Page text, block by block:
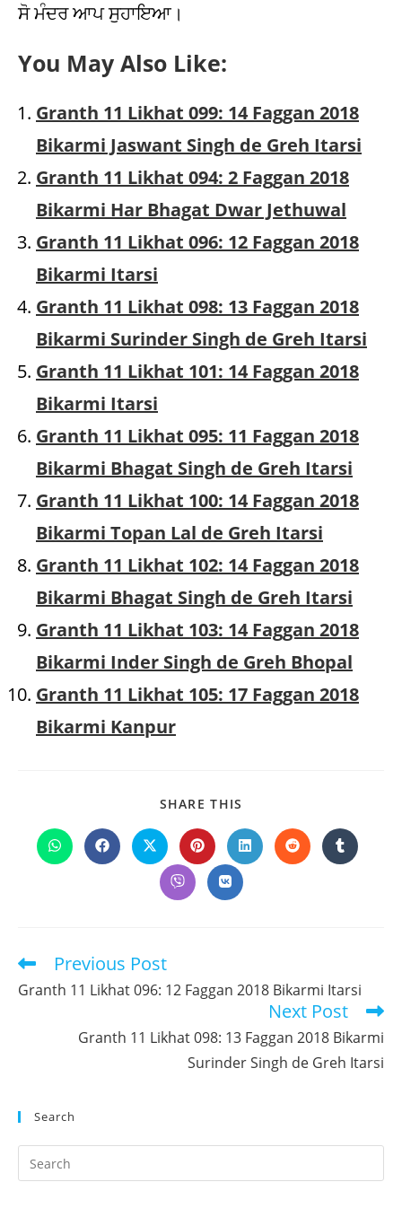
ਸੋ ਮੰਦਰ ਆਪ ਸੁਹਾਇਆ।
You May Also Like:
Granth 11 Likhat 099: 14 Faggan 2018
Bikarmi Jaswant Singh de Greh Itarsi
Granth 11 Likhat 094: 2 Faggan 2018
Bikarmi Har Bhagat Dwar Jethuwal
Granth 11 Likhat 096: 12 Faggan 2018
Bikarmi Itarsi
Granth 11 Likhat 098: 13 Faggan 2018
Bikarmi Surinder Singh de Greh Itarsi
Granth 11 Likhat 101: 14 Faggan 2018
Bikarmi Itarsi
Granth 11 Likhat 095: 11 Faggan 2018
Bikarmi Bhagat Singh de Greh Itarsi
Granth 11 Likhat 100: 14 Faggan 2018
Bikarmi Topan Lal de Greh Itarsi
Granth 11 Likhat 102: 14 Faggan 2018
Bikarmi Bhagat Singh de Greh Itarsi
Granth 11 Likhat 103: 14 Faggan 2018
Bikarmi Inder Singh de Greh Bhopal
Granth 11 Likhat 105: 17 Faggan 2018
Bikarmi Kanpur
SHARE THIS
CONTENT
Opens
in
Opens
in
Opens
in
new
window
Opens
in
new
window
Opens
in
Opens
in
Opens
in
Opens
in
Opens
in
Read
articles
Previous Post
Granth 11 Likhat 096: 12 Faggan 2018 Bikarmi Itarsi
Next Post
Granth 11 Likhat 098: 13 Faggan 2018 Bikarmi
Surinder Singh de Greh Itarsi
Search